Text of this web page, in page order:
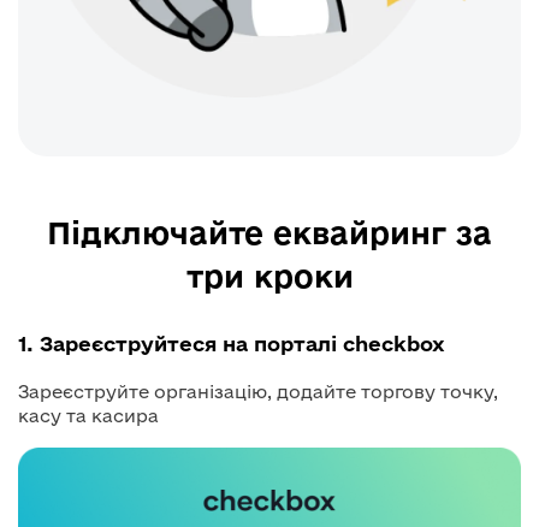
Підключайте еквайринг за
три кроки
1. Зареєструйтеся на порталі checkbox
Зареєструйте організацію, додайте торгову точку,
касу та касира